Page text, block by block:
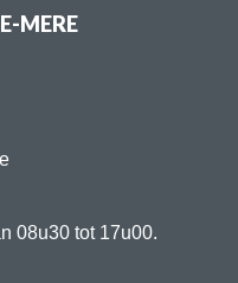
MERE
08u30 tot 17u00.